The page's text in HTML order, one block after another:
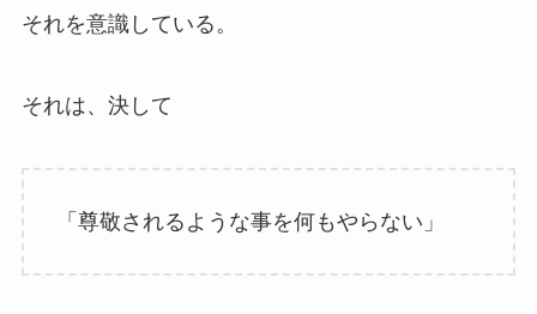
それを意識している。
それは、決して
「尊敬されるような事を何もやらない」